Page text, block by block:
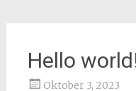
Hello
Oktober 3, 2023